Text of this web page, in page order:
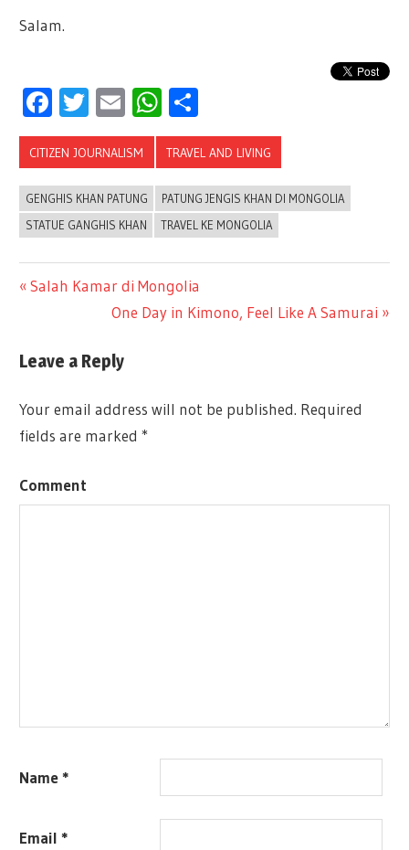
Salam.
Facebook
Twitter
EmailWhatsApp
CITIZEN JOURNALISM TRAVEL AND LIVING
GENGHIS KHAN PATUNG
PATUNG JENGIS KHAN DI MONGOLIA
STATUE GANGHIS KHAN
TRAVEL KE MONGOLIA
navigation
Previous
Salah Kamar di Mongolia
Next
One Day in Kimono, Feel Like A Samurai
Leave a Reply
Your email address will not be published. Required
fields are marked*
Comment
Name *
Email *